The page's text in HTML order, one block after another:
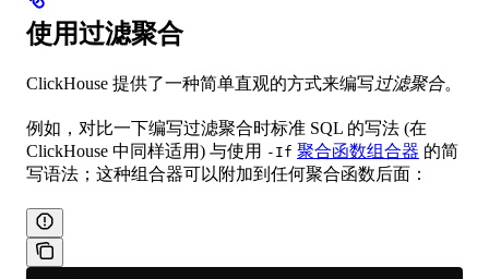
使用过滤聚合
ClickHouse 提供了一种简单直观的方式来编写过滤聚合。
例如，对比一下编写过滤聚合时标准 SQL 的写法 (在
ClickHouse 中同样适用) 与使用 -If 聚合函数组合器 的简
写语法；这种组合器可以附加到任何聚合函数后面：